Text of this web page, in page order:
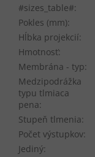
#sizes_table#:
Pokles (mm):
Hĺbka projekcií:
Hmotnosť:
Membrána - typ:
Medzipodrážka
typu tlmiaca
pena:
Stupeň tlmenia:
Počet výstupkov:
Jediný: